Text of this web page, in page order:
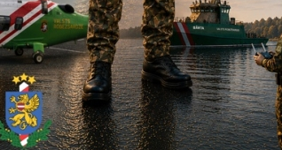
Vai šī informācija bija noderīga?
Sniegt atsauksmi